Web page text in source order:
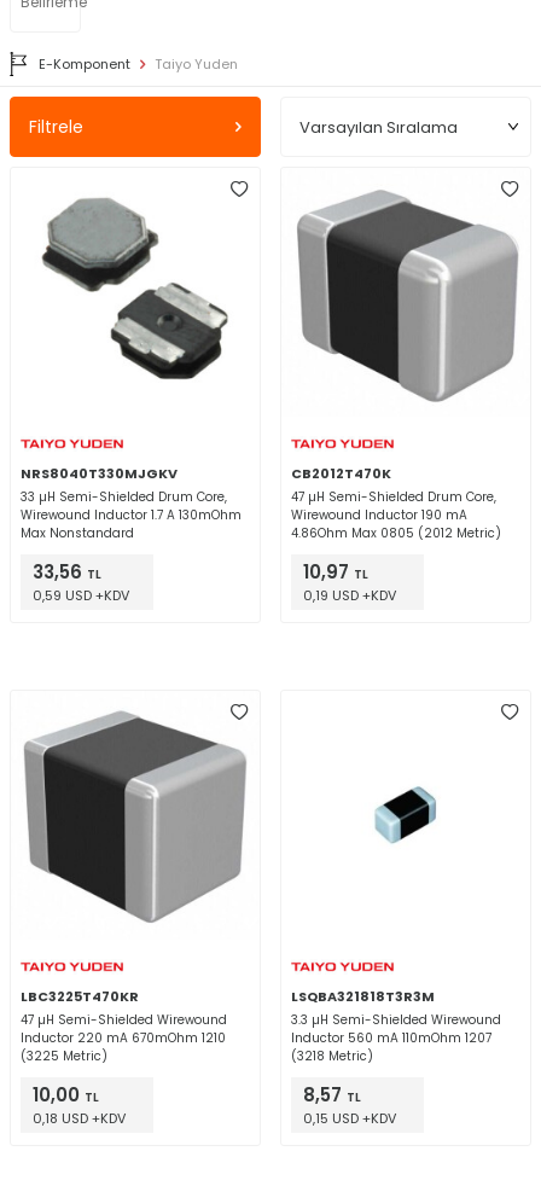
E-Komponent Taiyo Yuden
Filtrele
NRS8040T330MJGKV
33 µH Semi-Shielded Drum Core,
Wirewound Inductor 1.7 A 130mOhm
Max Nonstandard
33,56 TL
0,59 USD +KDV
CB2012T470K
47 µH Semi-Shielded Drum Core,
Wirewound Inductor 190 mA
4.86Ohm Max 0805 (2012 Metric)
10,97 TL
0,19 USD +KDV
LBC3225T470KR
47 µH Semi-Shielded Wirewound
Inductor 220 mA 670mOhm 1210
(3225 Metric)
10,00 TL
0,18 USD +KDV
LSQBA321818T3R3M
3.3 µH Semi-Shielded Wirewound
Inductor 560 mA 110mOhm 1207
(3218 Metric)
8,57 TL
0,15 USD +KDV